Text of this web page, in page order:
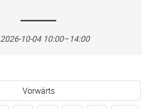
2026-10-04 10:00–14:00
Vorwärts